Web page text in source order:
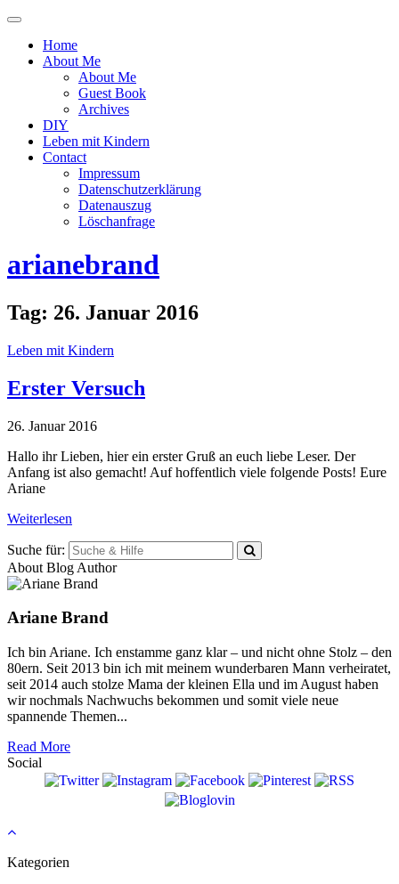
Menü
oder
ausblenden
Home
About Me
About Me
Guest Book
Archives
DIY
Leben mit Kindern
Contact
Impressum
Datenschutzerklärung
Datenauszug
Löschanfrage
arianebrand
Tag: 26. Januar 2016
Leben mit Kindern
Erster Versuch
26. Januar 2016
Hallo ihr Lieben, hier ein erster Gruß an euch liebe Leser. Der
Anfang ist also gemacht! Auf hoffentlich viele folgende Posts! Eure
Ariane
Weiterlesen
Suche für:
About Blog Author
Ariane Brand
Ich bin Ariane. Ich enstamme ganz klar – und nicht ohne Stolz – den
80ern. Seit 2013 bin ich mit meinem wunderbaren Mann verheiratet,
seit 2014 auch stolze Mama der kleinen Ella und im August haben
wir nochmals Nachwuchs bekommen und somit viele neue
spannende Themen...
Read More
Social
Kategorien